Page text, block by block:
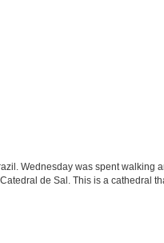
Wednesday was spent walking
de Sal. This is a cathedral